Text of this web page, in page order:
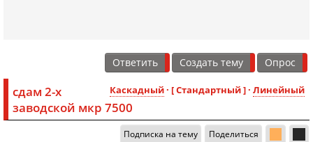
Ответить Создать тему Опрос
Каскадный· [ Стандартный ] · Линейный
сдам 2-х
заводской мкр 7500
Подписка на тему Поделиться